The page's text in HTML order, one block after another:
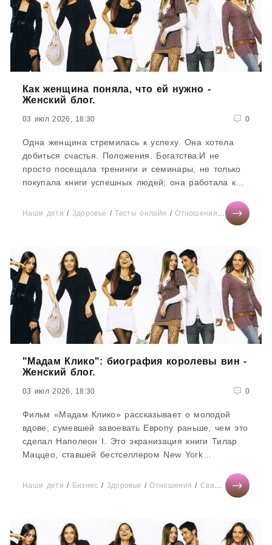
Как женщина поняла, что ей нужно -
Женский блог.
03 июл 2026, 18:30 0
Одна женщина стремилась к успеху. Она хотела
добиться счастья. Положения. Богатства.И не
просто посещала тренинги и семинары, не только
покупала книги успешных людей; она работала как
Наши дети / Здоровье /Тесты онлайн /Отношения/Диеты/
"Мадам Клико": биография королевы вин -
Женский блог.
03 июл 2026, 18:30 0
Фильм «Мадам Клико» рассказывает о молодой
вдове, сумевшей завоевать Европу раньше, чем это
сделал Наполеон I. Это экранизация книги Тилар
Маццео, ставшей бестселлером New York
Наши дети / Бизнес / Здоровье /Отношения /Свадьба /Тесты